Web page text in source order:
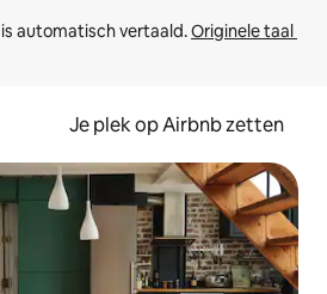
automatisch vertaald. Originele taal
Je plek op Airbnb zetten